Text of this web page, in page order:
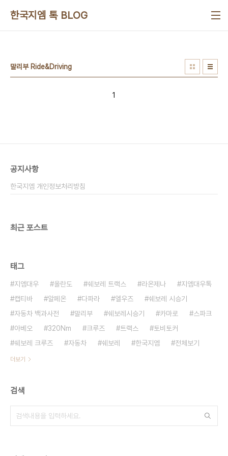
한국지엠 톡 BLOG
말리부 Ride&Driving
1
공지사항
한국지엠 개인정보처리방침
최근 포스트
태그
지엠대우 올란도 쉐보레 트랙스 라온제나
지엠대우톡
캡티바
알페온 다파라 엘우즈
쉐보레 시승기
자동차 백과사전
말리부 쉐보레시승기 카마로
스파크
아베오
320Nm 크루즈 트랙스
토비토커
쉐보레 크루즈
자동차 쉐보레 한국지엠 전체보기
더보기
검색